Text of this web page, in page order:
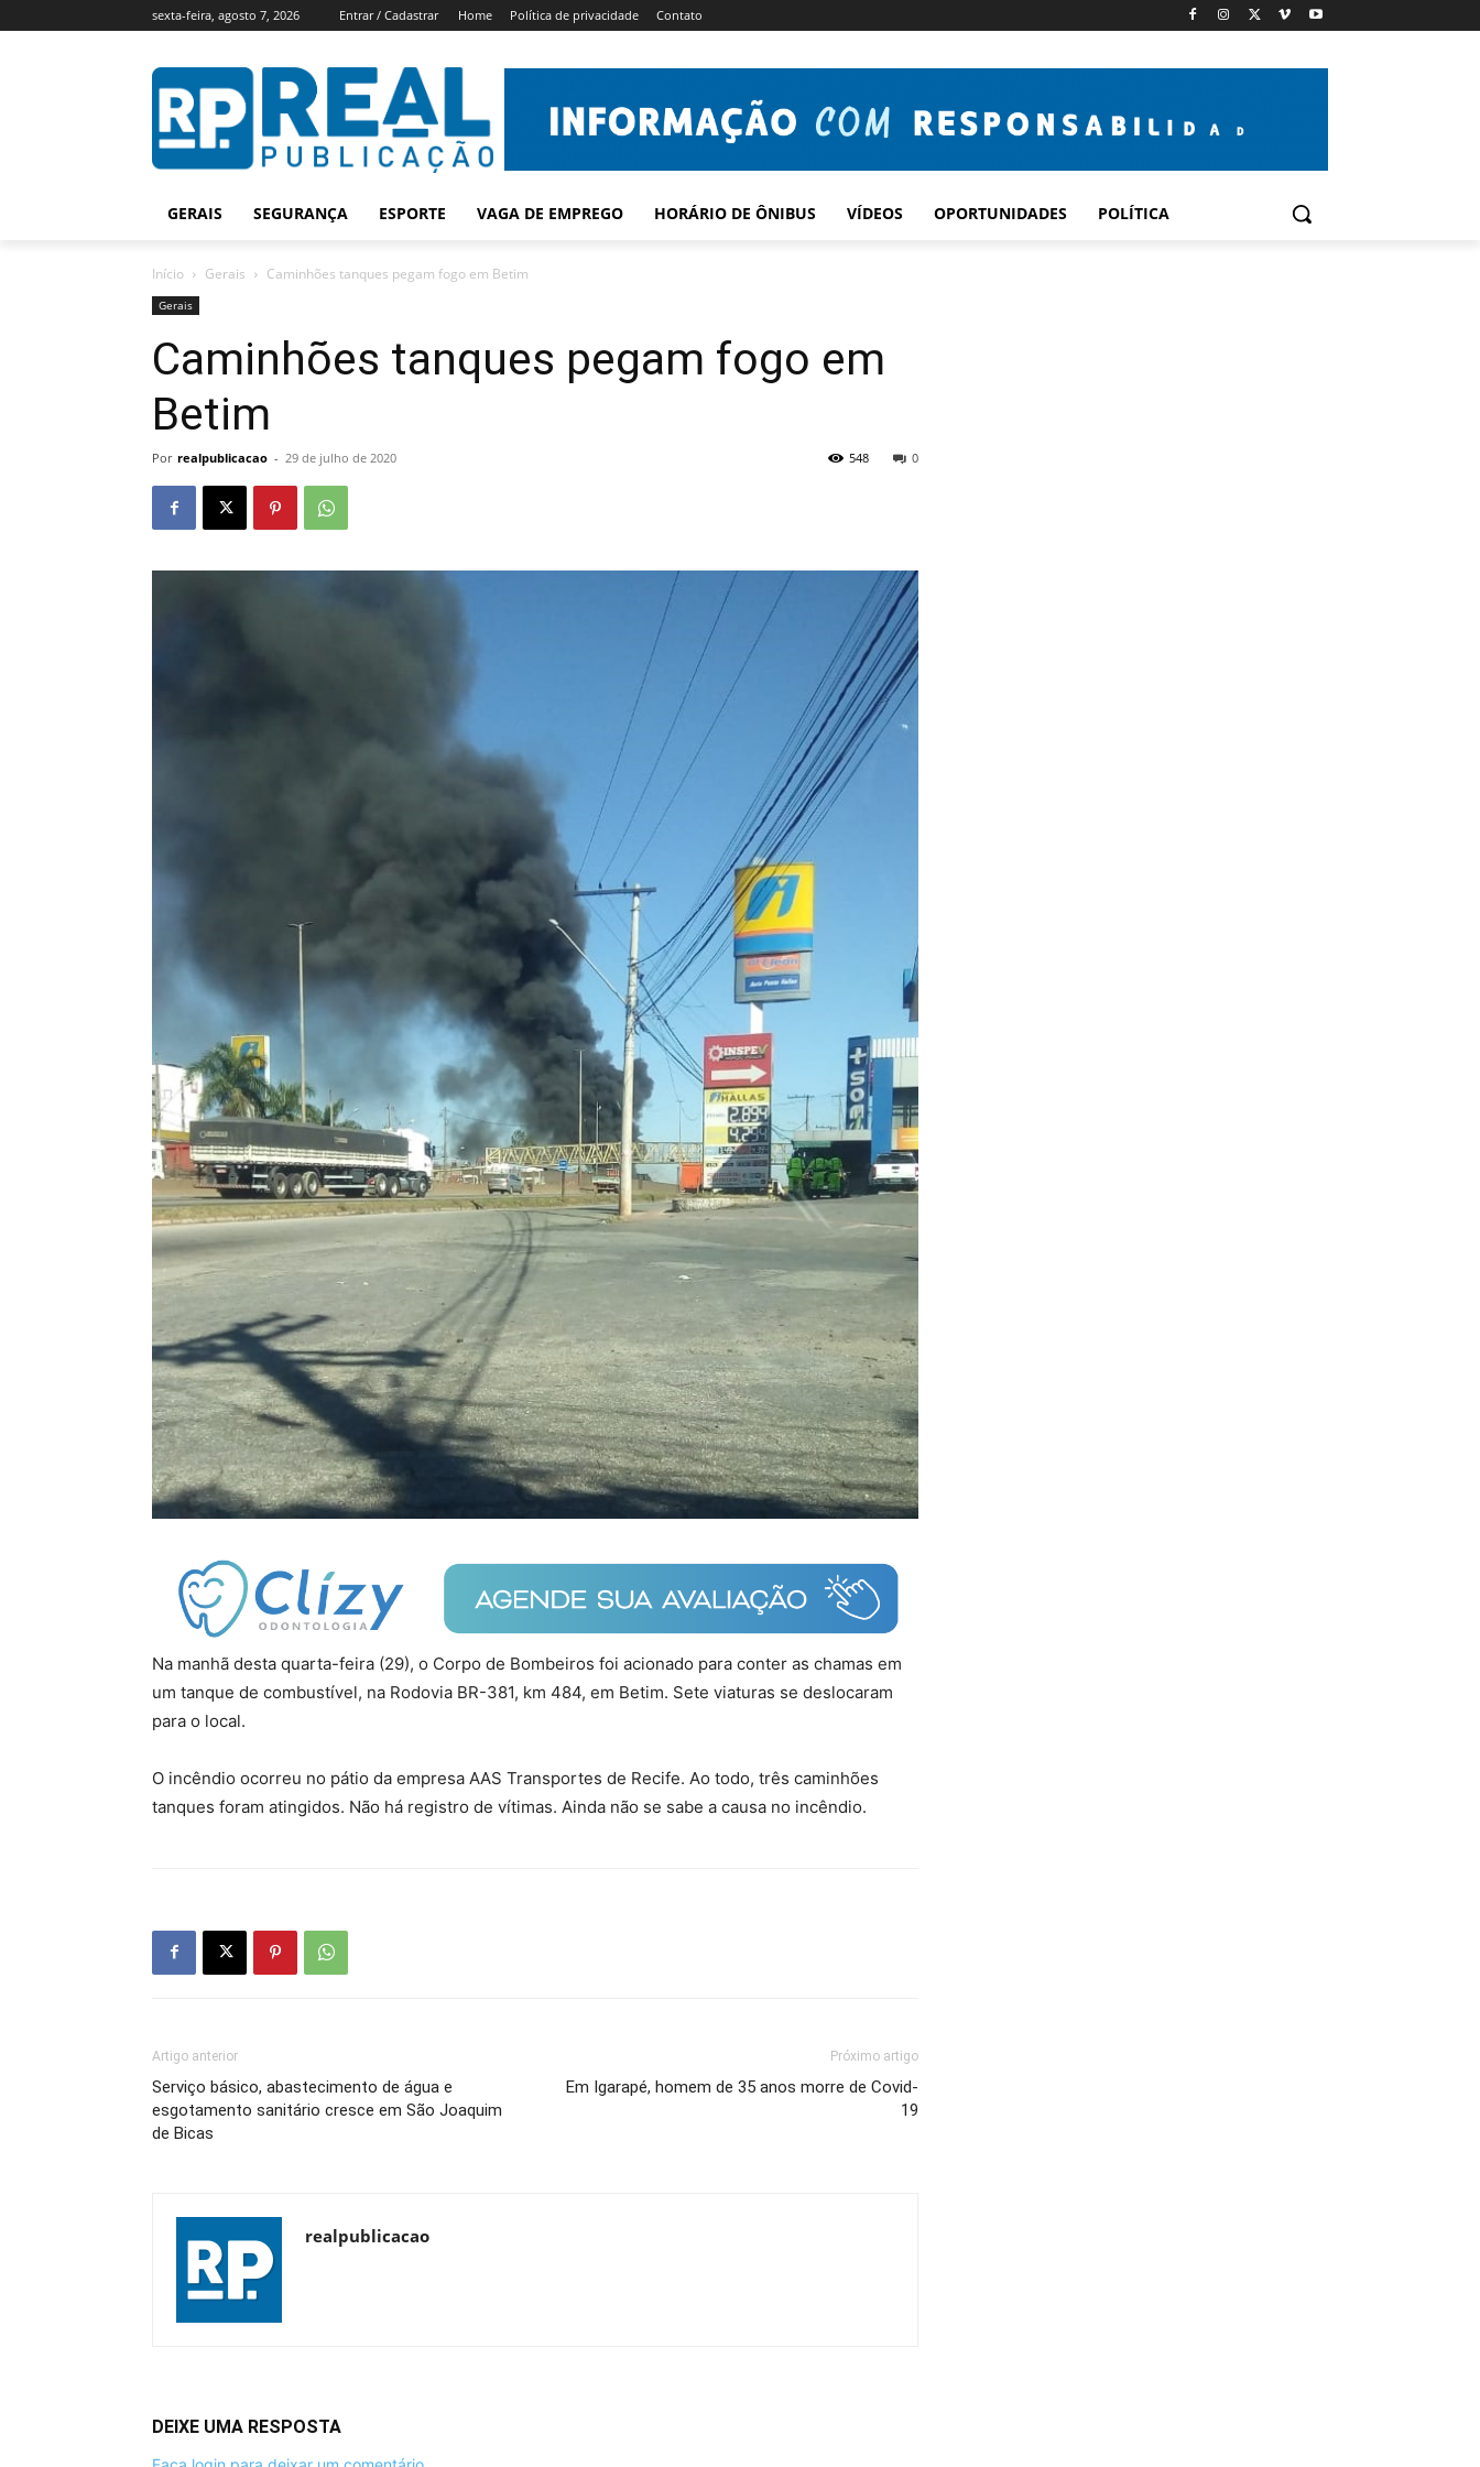
sexta-feira, agosto 7, 2026 Entrar / Cadastrar Home Política de privacidade Contato
GERAIS SEGURANÇA ESPORTE VAGA DE EMPREGO HORÁRIO DE ÔNIBUS VÍDEOS OPORTUNIDADES POLÍTICA
Início Gerais Caminhões tanques pegam fogo em Betim
Gerais
Caminhões tanques pegam fogo em
Betim
Por realpublicacao - 29 de julho de 2020 0
548
Na manhã desta quarta-feira (29), o Corpo de Bombeiros foi acionado para conter as chamas em
um tanque de combustível, na Rodovia BR-381, km 484, em Betim. Sete viaturas se deslocaram
para o local.
O incêndio ocorreu no pátio da empresa AAS Transportes de Recife. Ao todo, três caminhões
tanques foram atingidos. Não há registro de vítimas. Ainda não se sabe a causa no incêndio.
Artigo anterior
Serviço básico, abastecimento de água e
esgotamento sanitário cresce em São Joaquim
de Bicas
Próximo artigo
Em Igarapé, homem de 35 anos morre de Covid-
19
realpublicacao
DEIXE UMA RESPOSTA